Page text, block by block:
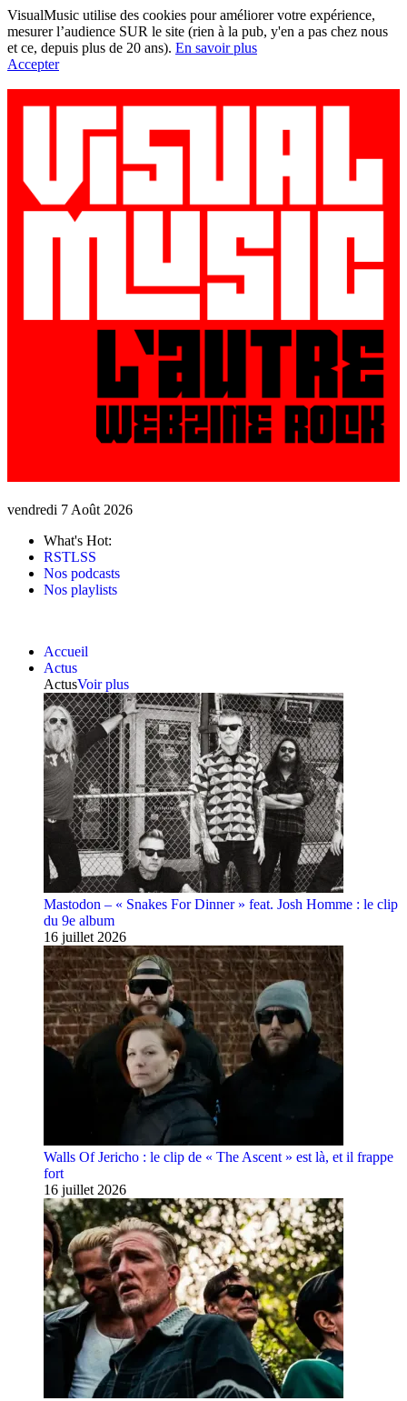
VisualMusic utilise des cookies pour améliorer votre expérience,
mesurer l’audience SUR le site (rien à la pub, y'en a pas chez nous
et ce, depuis plus de 20 ans). En savoir plus
Accepter
vendredi 7 Août 2026
What's Hot:
RSTLSS
Nos podcasts
Nos playlists
Accueil
Actus
ActusVoir plus
Mastodon – « Snakes For Dinner » feat. Josh Homme : le clip
du 9e album
16 juillet 2026
Walls Of Jericho : le clip de « The Ascent » est là, et il frappe
fort
16 juillet 2026